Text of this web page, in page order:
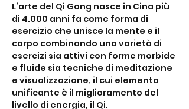
L’arte del Qi Gong nasce in Cina più
di 4.000 anni fa come forma di
esercizio che unisce la mente e il
corpo combinando una varietà di
esercizi sia attivi con forme morbide
e fluide sia tecniche di meditazione
e visualizzazione, il cui elemento
unificante è il miglioramento del
livello di energia, il Qi.